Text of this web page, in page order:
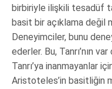
birbiriyle ilişkili tesadüf
basit bir açıklama değil
Deneyimciler, bunu
ederler. Bu, Tanrı’nın
Tanrı’ya inanmayanlar
Aristoteles’in basitliğin